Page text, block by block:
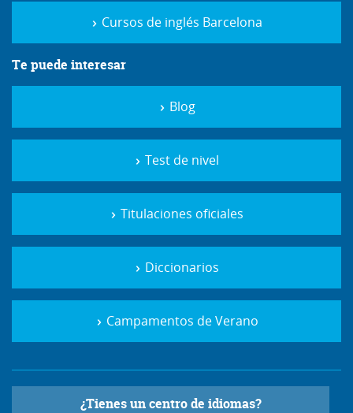
Cursos de inglés Barcelona
Te puede interesar
Blog
Test de nivel
Titulaciones oficiales
Diccionarios
Campamentos de Verano
¿Tienes un centro de idiomas?